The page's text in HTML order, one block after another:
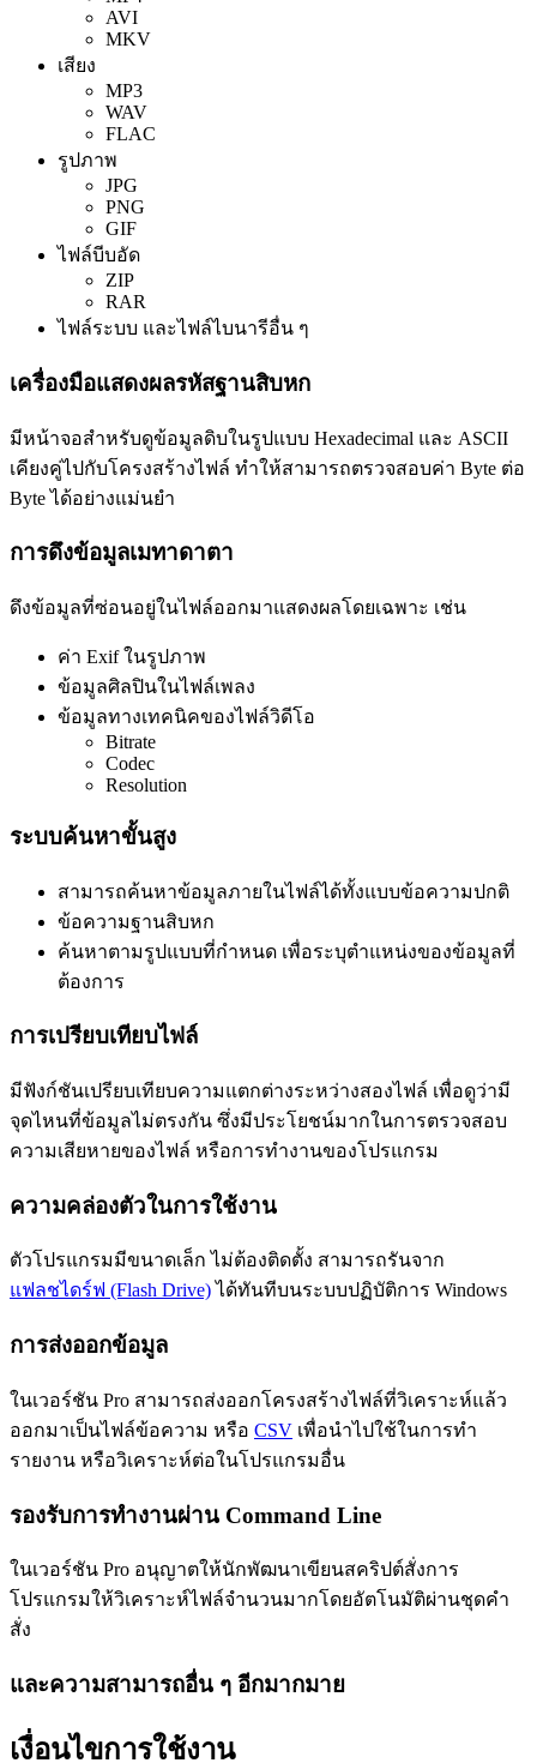
AVI
MKV
เสียง
MP3
WAV
FLAC
รูปภาพ
JPG
PNG
GIF
ไฟล์บีบอัด
ZIP
RAR
ไฟล์ระบบ และไฟล์ไบนารีอื่น ๆ
เครื่องมือแสดงผลรหัสฐานสิบหก
มีหน้าจอสำหรับดูข้อมูลดิบในรูปแบบ Hexadecimal และ ASCII
เคียงคู่ไปกับโครงสร้างไฟล์ ทำให้สามารถตรวจสอบค่า Byte ต่อ
Byte ได้อย่างแม่นยำ
การดึงข้อมูลเมทาดาตา
ดึงข้อมูลที่ซ่อนอยู่ในไฟล์ออกมาแสดงผลโดยเฉพาะ เช่น
ค่า Exif ในรูปภาพ
ข้อมูลศิลปินในไฟล์เพลง
ข้อมูลทางเทคนิคของไฟล์วิดีโอ
Bitrate
Codec
Resolution
ระบบค้นหาขั้นสูง
สามารถค้นหาข้อมูลภายในไฟล์ได้ทั้งแบบข้อความปกติ
ข้อความฐานสิบหก
ค้นหาตามรูปแบบที่กำหนด เพื่อระบุตำแหน่งของข้อมูลที่
ต้องการ
การเปรียบเทียบไฟล์
มีฟังก์ชันเปรียบเทียบความแตกต่างระหว่างสองไฟล์ เพื่อดูว่ามี
จุดไหนที่ข้อมูลไม่ตรงกัน ซึ่งมีประโยชน์มากในการตรวจสอบ
ความเสียหายของไฟล์ หรือการทำงานของโปรแกรม
ความคล่องตัวในการใช้งาน
ตัวโปรแกรมมีขนาดเล็ก ไม่ต้องติดตั้ง สามารถรันจาก
แฟลชไดร์ฟ (Flash Drive)ได้ทันทีบนระบบปฏิบัติการ Windows
การส่งออกข้อมูล
ในเวอร์ชัน Pro สามารถส่งออกโครงสร้างไฟล์ที่วิเคราะห์แล้ว
ออกมาเป็นไฟล์ข้อความ หรือ CSV เพื่อนำไปใช้ในการทำ
รายงาน หรือวิเคราะห์ต่อในโปรแกรมอื่น
รองรับการทำงานผ่าน Command Line
ในเวอร์ชัน Pro อนุญาตให้นักพัฒนาเขียนสคริปต์สั่งการ
โปรแกรมให้วิเคราะห์ไฟล์จำนวนมากโดยอัตโนมัติผ่านชุดคำ
สั่ง
และความสามารถอื่น ๆ อีกมากมาย
เงื่อนไขการใช้งาน